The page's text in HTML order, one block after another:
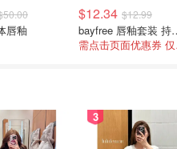
唇釉
$12.34 $12.99
bayfree
需
3